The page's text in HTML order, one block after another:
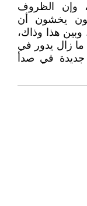
وإن الظروف
يخشون أن
وبين هذا وذاك،
ما زال يدور في
في صدأ